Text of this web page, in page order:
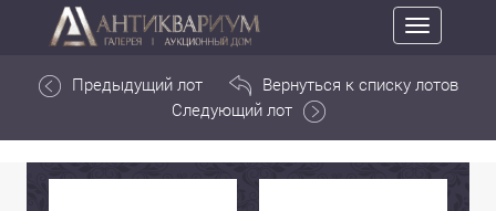
Toggle
navigation
Предыдущий лот
Вернуться к списку лотов
Следующий лот